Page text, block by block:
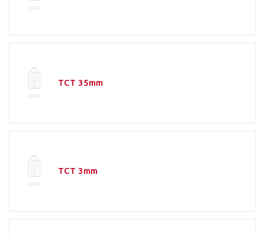
TCT 35mm
TCT 3mm